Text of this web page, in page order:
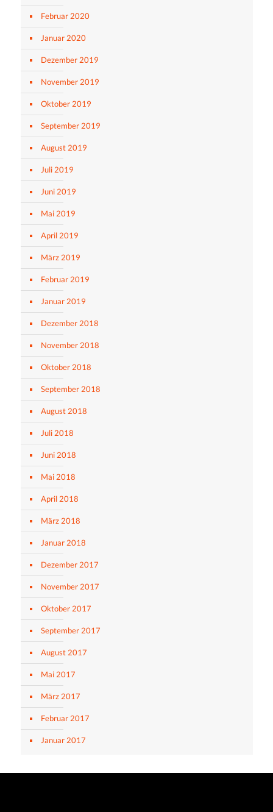
Februar 2020
Januar 2020
Dezember 2019
November 2019
Oktober 2019
September 2019
August 2019
Juli 2019
Juni 2019
Mai 2019
April 2019
März 2019
Februar 2019
Januar 2019
Dezember 2018
November 2018
Oktober 2018
September 2018
August 2018
Juli 2018
Juni 2018
Mai 2018
April 2018
März 2018
Januar 2018
Dezember 2017
November 2017
Oktober 2017
September 2017
August 2017
Mai 2017
März 2017
Februar 2017
Januar 2017